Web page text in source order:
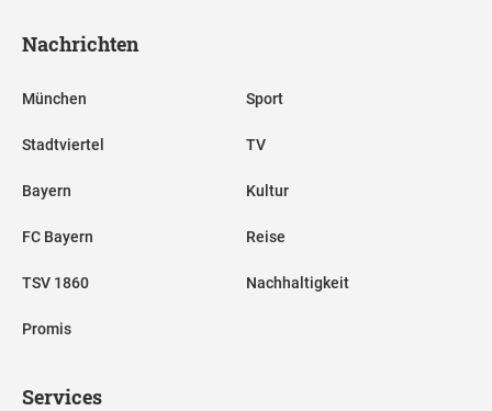
Nachrichten
München
Stadtviertel
Bayern
FC Bayern
TSV 1860
Promis
Sport
TV
Kultur
Reise
Nachhaltigkeit
Services